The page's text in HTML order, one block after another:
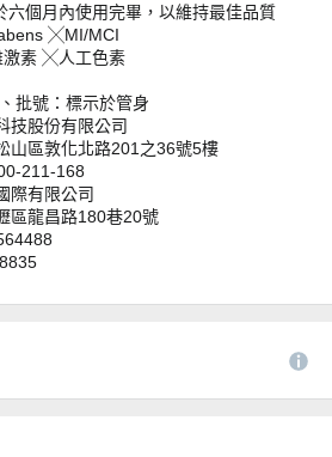
六個月內使用完畢，以維持最佳品質
╳MI/MCI
素 ╳人工色素
批號：標示於管身
技股份有限公司
山區敦化北路201之36號5樓
211-168
際有限公司
區龍昌路180巷20號